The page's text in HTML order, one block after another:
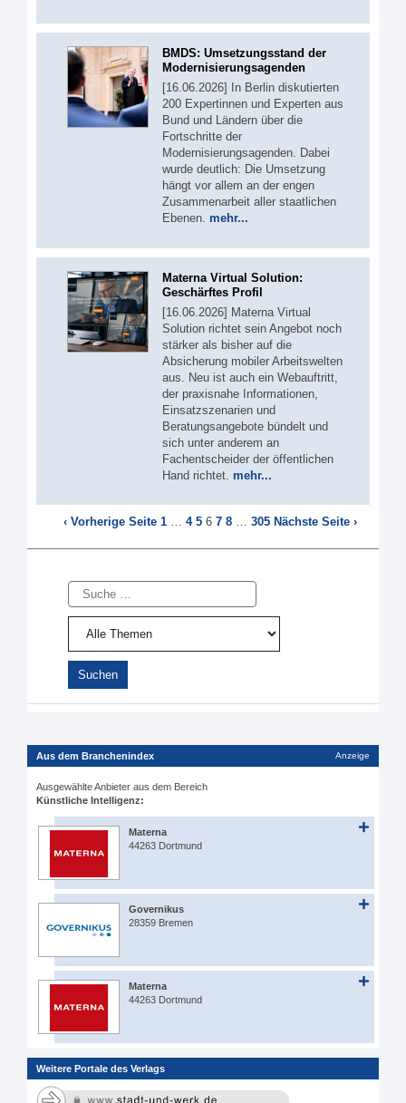
BMDS: Umsetzungsstand der
Modernisierungsagenden
[16.06.2026] In Berlin diskutierten
200 Expertinnen und Experten aus
Bund und Ländern über die
Fortschritte der
Modernisierungsagenden. Dabei
wurde deutlich: Die Umsetzung
hängt vor allem an der engen
Zusammenarbeit aller staatlichen
Ebenen. mehr...
Materna Virtual Solution:
Geschärftes Profil
[16.06.2026] Materna Virtual
Solution richtet sein Angebot noch
stärker als bisher auf die
Absicherung mobiler Arbeitswelten
aus. Neu ist auch ein Webauftritt,
der praxisnahe Informationen,
Einsatzszenarien und
Beratungsangebote bündelt und
sich unter anderem an
Fachentscheider der öffentlichen
Hand richtet. mehr...
‹ Vorherige Seite 1 … 4 5 6 7 8 … 305 Nächste Seite ›
Suche
Aus dem Branchenindex Anzeige
Ausgewählte Anbieter aus dem Bereich
Künstliche Intelligenz:
Materna
44263 Dortmund
Governikus
28359 Bremen
Materna
44263 Dortmund
Weitere Portale des Verlags